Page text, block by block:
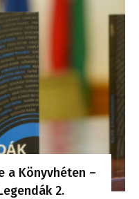
a Könyvhéten –
2.